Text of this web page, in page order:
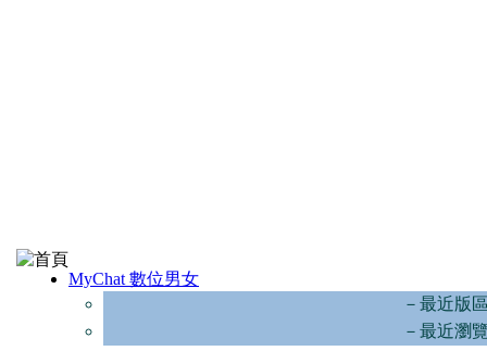
MyChat 數位男女
－最近版
－最近瀏